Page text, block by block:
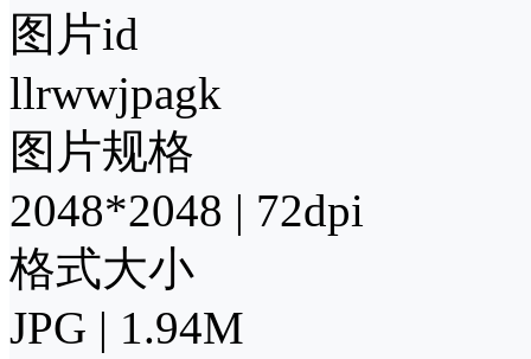
图片id
llrwwjpagk
图片规格
2048*2048 | 72dpi
格式大小
JPG | 1.94M